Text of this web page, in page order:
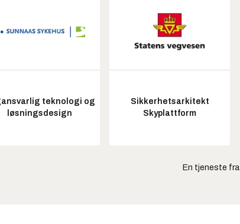
teknologi og
løsningsdesign
Sikkerhetsarkitekt
Skyplattform
En tjeneste fra